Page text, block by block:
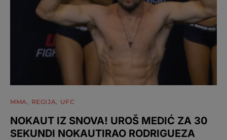
MMA REGIJA UFC
NOKAUT IZ SNOVA! UROŠ MEDIĆ ZA 30
SEKUNDI NOKAUTIRAO RODRIGUEZA